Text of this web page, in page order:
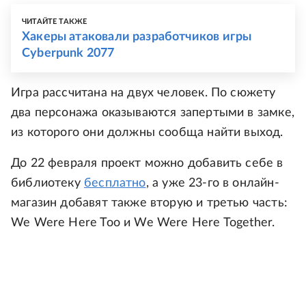
ЧИТАЙТЕ ТАКЖЕ
Хакеры атаковали разработчиков игры
Cyberpunk 2077
Игра рассчитана на двух человек. По сюжету
два персонажа оказываются запертыми в замке,
из которого они должны сообща найти выход.
До 22 февраля проект можно добавить себе в
библиотеку бесплатно, а уже 23-го в онлайн-
магазин добавят также вторую и третью часть:
We Were Here Too и We Were Here Together.